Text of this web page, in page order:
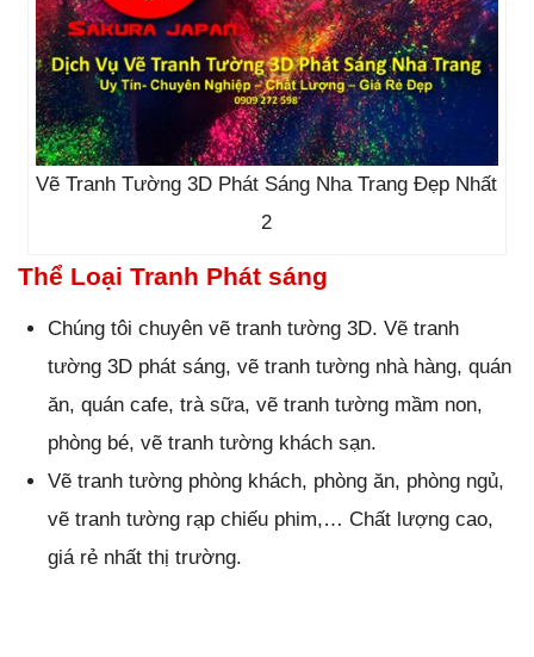
Vẽ Tranh Tường 3D Phát Sáng Nha Trang Đẹp Nhất
2
Thể Loại Tranh Phát sáng
Chúng tôi chuyên vẽ tranh tường 3D. Vẽ tranh
tường 3D phát sáng, vẽ tranh tường nhà hàng, quán
ăn, quán cafe, trà sữa, vẽ tranh tường mầm non,
phòng bé, vẽ tranh tường khách sạn.
Vẽ tranh tường phòng khách, phòng ăn, phòng ngủ,
vẽ tranh tường rạp chiếu phim,… Chất lượng cao,
giá rẻ nhất thị trường.